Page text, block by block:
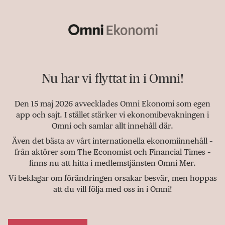
Nu har vi flyttat in i Omni!
Den 15 maj 2026 avvecklades Omni Ekonomi som egen
app och sajt. I stället stärker vi ekonomibevakningen i
Omni och samlar allt innehåll där.
Även det bästa av vårt internationella ekonomiinnehåll –
från aktörer som The Economist och Financial Times –
finns nu att hitta i medlemstjänsten Omni Mer.
Vi beklagar om förändringen orsakar besvär, men hoppas
att du vill följa med oss in i Omni!